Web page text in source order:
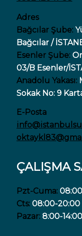
Adres
Bağcılar Şube:
Bağcılar /
Esenler Şube:
03/B Esenler/
Anadolu Yakası:
Sokak No: 9
E-Posta
ÇALIŞMA
Pzt-Cuma:
Cts: 08:00-20:00
Pazar: 8:00-14:00